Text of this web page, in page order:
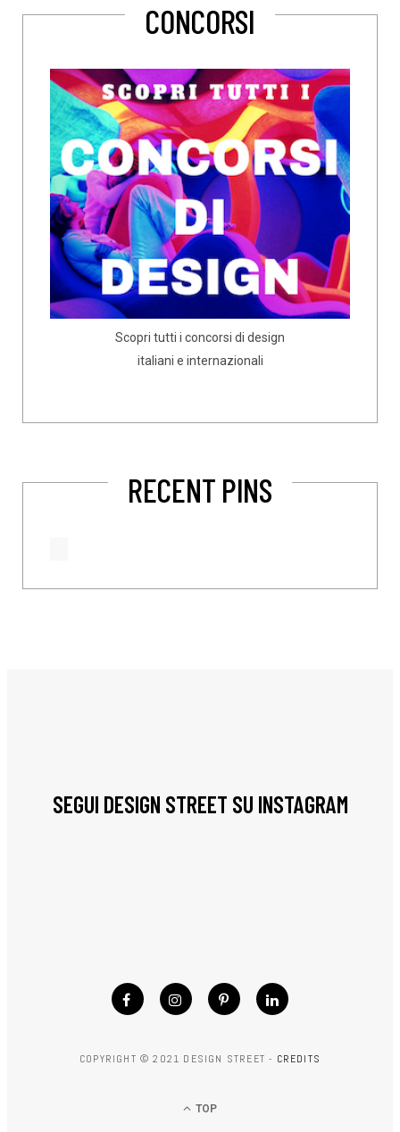
CONCORSI
Scopri tutti i concorsi di design
italiani e internazionali
RECENT PINS
SEGUI DESIGN STREET SU INSTAGRAM
COPYRIGHT © 2021 DESIGN STREET - CREDITS
TOP